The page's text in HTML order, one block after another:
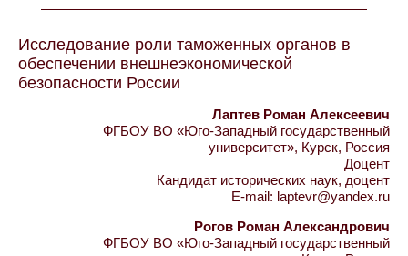
Исследование роли таможенных органов в
обеспечении внешнеэкономической
безопасности России
Лаптев Роман Алексеевич
ФГБОУ ВО «Юго-Западный государственный
университет», Курск, Россия
Доцент
Кандидат исторических наук, доцент
E-mail: laptevr@yandex.ru
Рогов Роман Александрович
ФГБОУ ВО «Юго-Западный государственный